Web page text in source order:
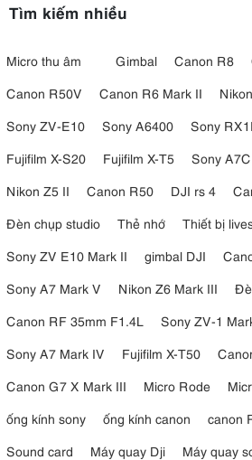
Tìm kiếm nhiều
Micro thu âm Gimbal Canon R8
Canon R50V
Canon R6 Mark II
Sony ZV-E10
Sony A6400 Sony
Fujifilm X-S20
Fujifilm X-T5 Sony
Nikon Z5 II
Canon R50 DJI rs 4
Đèn chụp studio
Thẻ nhớ
Thiết bị
Sony ZV E10 Mark II
gimbal DJI
Sony A7 Mark V
Nikon Z6 Mark III
Canon RF 35mm F1.4L
Sony ZV-1
Sony A7 Mark IV
Fujifilm X-T50
Canon G7 X Mark III
Micro Rode
ống kính sony
ống kính canon
canon
Sound card
Máy quay Dji Máy quay